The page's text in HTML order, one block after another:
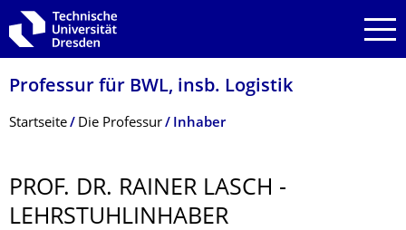
Zur Hauptnavigation springen
Zur Suche springen
Zum Inhalt springen
Professur für BWL, insb. Logistik
Breadcrumb-Menü
Startseite Die Professur Inhaber
PROF. DR. RAINER LASCH -
LEHRSTUHLINHA­BER